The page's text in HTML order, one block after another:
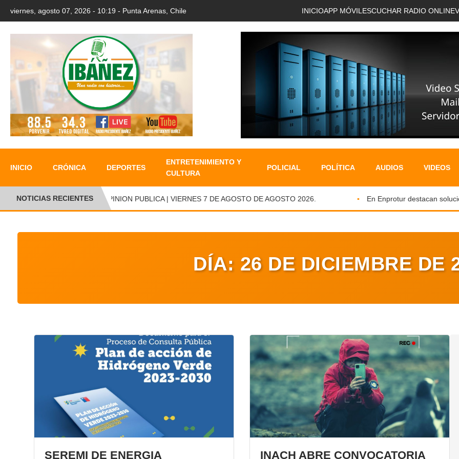
viernes, agosto 07, 2026 - 10:19 - Punta Arenas, Chile INICIOAPP MÓVIL ESCUCHAR RADIO ONLINE
INICIO CRÓNICA DEPORTES
ENTRETENIMIENTO Y
CULTURA
POLICIAL POLÍTICA AUDIOS VIDEOS
NOTICIAS RECIENTESOPINION PUBLICA | VIERNES 7 DE AGOSTO DE AGOSTO 2026. En Enprotur destacan
DÍA: 26 DE DICIEMBRE DE
SEREMI DE ENERGIA INACH ABRE CONVOCATORIA